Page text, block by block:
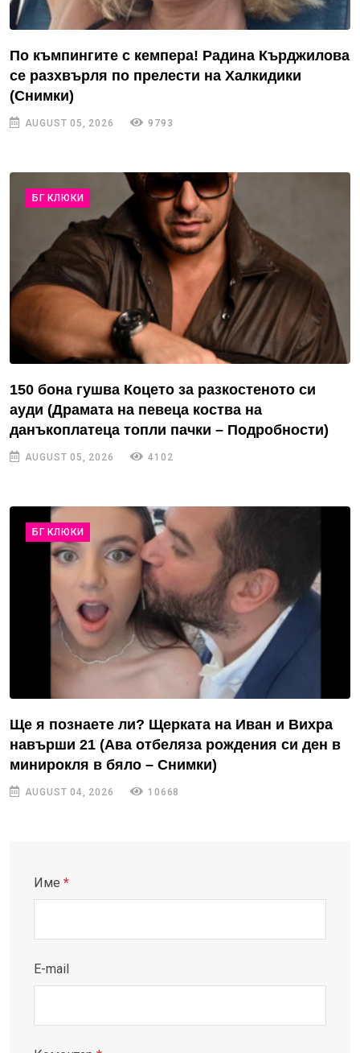
По къмпингите с кемпера! Радина Кърджилова
се разхвърля по прелести на Халкидики
(Снимки)
AUGUST 05, 2026 9793
БГ КЛЮКИ
150 бона гушва Коцето за разкостеното си
ауди (Драмата на певеца коства на
данъкоплатеца топли пачки – Подробности)
AUGUST 05, 2026 4102
БГ КЛЮКИ
Ще я познаете ли? Щерката на Иван и Вихра
навърши 21 (Ава отбеляза рождения си ден в
минирокля в бяло – Снимки)
AUGUST 04, 2026 10668
Име *
E-mail